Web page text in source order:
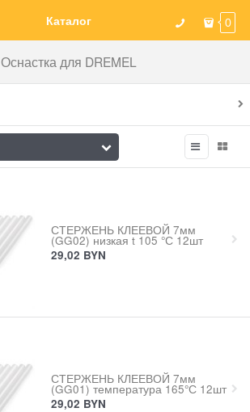
Каталог 0
Оснастка для DREMEL
СТЕРЖЕНЬ КЛЕЕВОЙ 7мм
(GG02) низкая t 105 °С 12шт
29,02 BYN
СТЕРЖЕНЬ КЛЕЕВОЙ 7мм
(GG01) температура 165°С 12шт
29,02 BYN